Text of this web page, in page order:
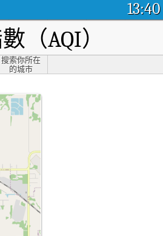
13:40
（AQI）
搜索你所在
的城市